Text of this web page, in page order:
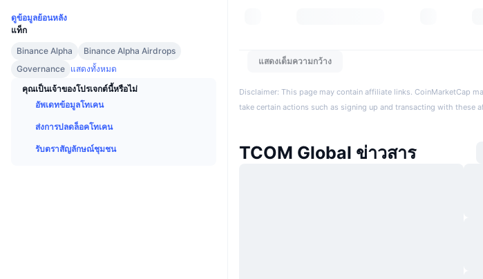
ดูข้อมูลย้อนหลัง
แท็ก
Binance Alpha
Binance Alpha Airdrops
Governance แสดงทั้งหมด
คุณเป็นเจ้าของโปรเจกต์นี้หรือไม่
อัพเดทข้อมูลโทเคน
ส่งการปลดล็อคโทเคน
รับตราสัญลักษณ์ชุมชน
แสดงเต็มความกว้าง
Disclaimer: This page may contain affiliate links. CoinMarketCap
take certain actions such as signing up and transacting with these
TCOM Global ข่าวสาร